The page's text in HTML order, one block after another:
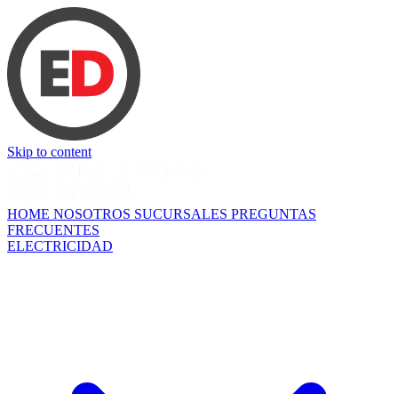
Skip to content
HOME NOSOTROS SUCURSALES PREGUNTAS
FRECUENTES
ELECTRICIDAD